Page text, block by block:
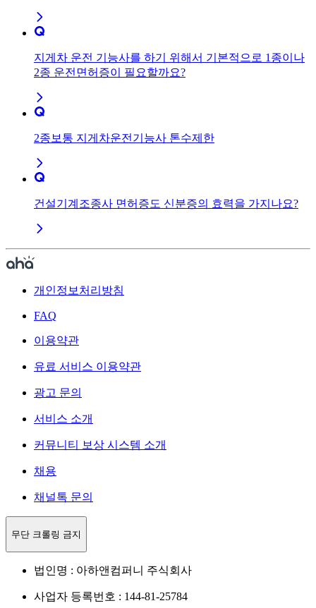
지게차 운전 기능사를 하기 위해서 기본적으로 1종이나
2종 운전면허증이 필요할까요?
2종보통 지게차운전기능사 톤수제한
건설기계조종사 면허증도 신분증의 효력을 가지나요?
개인정보처리방침
FAQ
이용약관
유료 서비스 이용약관
광고 문의
서비스 소개
커뮤니티 보상 시스템 소개
채용
채널톡 문의
무단 크롤링 금지
법인명 : 아하앤컴퍼니 주식회사
사업자 등록번호 : 144-81-25784